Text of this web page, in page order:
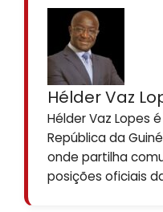
Hélder Vaz
Hélder Vaz Lopes
República da
onde partilha
posições oficiais